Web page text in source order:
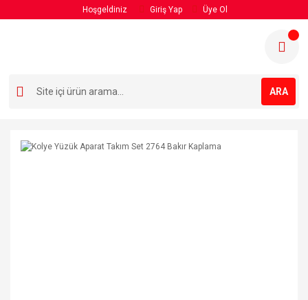
Hoşgeldiniz Giriş Yap Üye Ol
ARA